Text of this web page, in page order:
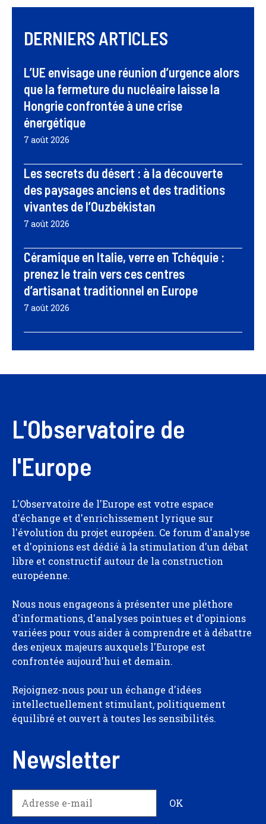
DERNIERS ARTICLES
L’UE envisage une réunion d’urgence alors
que la fermeture du nucléaire laisse la
Hongrie confrontée à une crise
énergétique
7 août 2026
Les secrets du désert : à la découverte
des paysages anciens et des traditions
vivantes de l’Ouzbékistan
7 août 2026
Céramique en Italie, verre en Tchéquie :
prenez le train vers ces centres
d’artisanat traditionnel en Europe
7 août 2026
L'Observatoire de
l'Europe
L'Observatoire de l'Europe est votre espace
d'échange et d'enrichissement lyrique sur
l'évolution du projet européen. Ce forum d'analyse
et d'opinions est dédié à la stimulation d'un débat
libre et constructif autour de la construction
européenne.
Nous nous engageons à présenter une pléthore
d'informations, d'analyses pointues et d'opinions
variées pour vous aider à comprendre et à débattre
des enjeux majeurs auxquels l'Europe est
confrontée aujourd'hui et demain.
Rejoignez-nous pour un échange d'idées
intellectuellement stimulant, politiquement
équilibré et ouvert à toutes les sensibilités.
Newsletter